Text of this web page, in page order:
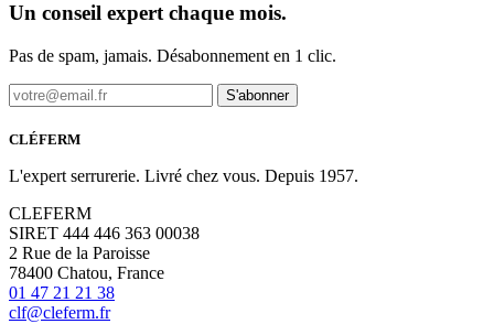
Un conseil expert chaque mois.
Pas de spam, jamais. Désabonnement en 1 clic.
S'abonner
CLÉFERM
L'expert serrurerie. Livré chez vous. Depuis 1957.
CLEFERM
SIRET 444 446 363 00038
2 Rue de la Paroisse
78400 Chatou, France
01 47 21 21 38
clf@cleferm.fr